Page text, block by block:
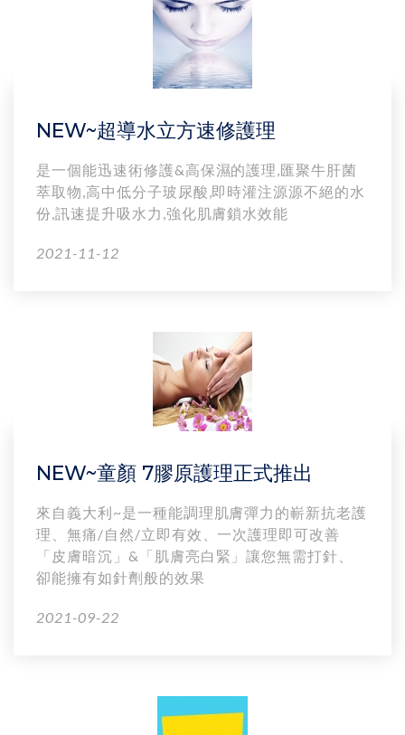
NEW~超導水立方速修護理
是一個能迅速術修護&高保濕的護理,匯聚牛肝菌
萃取物,高中低分子玻尿酸,即時灌注源源不絕的水
份,訊速提升吸水力,強化肌膚鎖水效能
2021-11-12
NEW~童顏 7膠原護理正式推出
來自義大利~是一種能調理肌膚彈力的嶄新抗老護
理、無痛/自然/立即有效、一次護理即可改善
「皮膚暗沉」&「肌膚亮白緊」讓您無需打針、
卻能擁有如針劑般的效果
2021-09-22